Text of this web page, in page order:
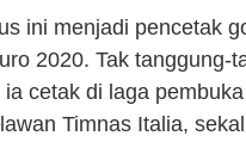
ini menjadi pencetak
2020. Tak tanggung-
cetak di laga
Timnas Italia,